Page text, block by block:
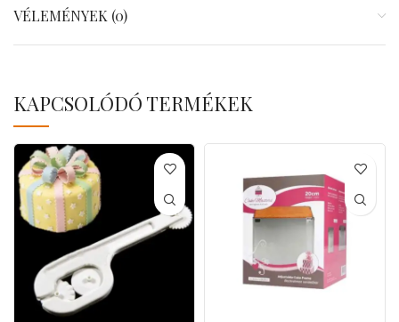
VÉLEMÉNYEK (0)
KAPCSOLÓDÓ TERMÉKEK